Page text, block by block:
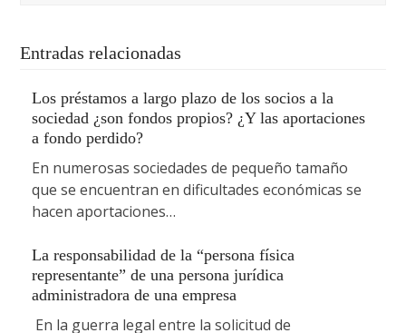
Entradas relacionadas
Los préstamos a largo plazo de los socios a la
sociedad ¿son fondos propios? ¿Y las aportaciones
a fondo perdido?
En numerosas sociedades de pequeño tamaño
que se encuentran en dificultades económicas se
hacen aportaciones…
La responsabilidad de la “persona física
representante” de una persona jurídica
administradora de una empresa
En la guerra legal entre la solicitud de